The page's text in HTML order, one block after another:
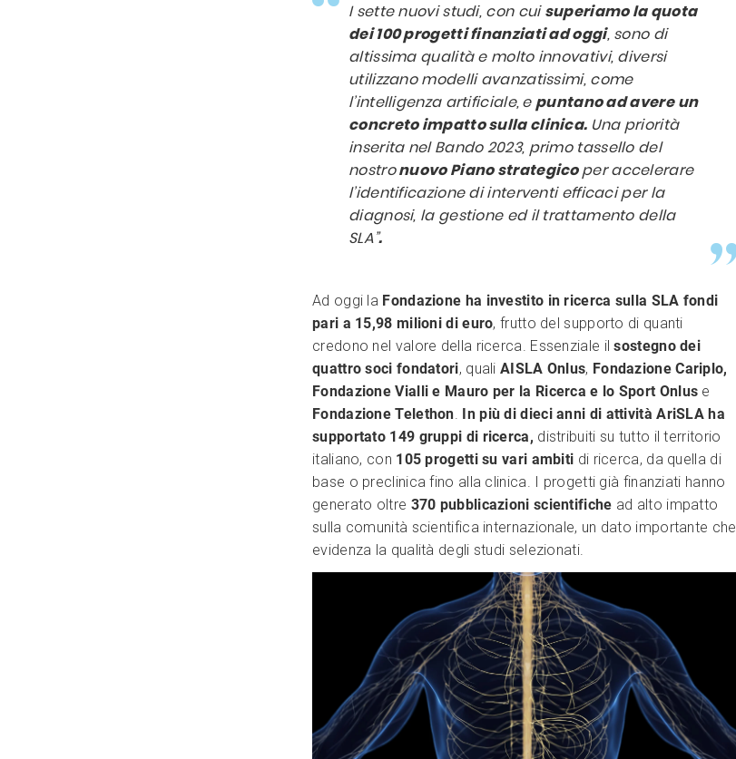
I sette nuovi studi, con cuisuperiamo la quota
dei 100 progetti finanziati ad oggi, sono di
altissima qualità e molto innovativi, diversi
utilizzano modelli avanzatissimi, come
l’intelligenza artificiale,epuntano ad avere un
concreto impatto sulla clinica. Una priorità
inserita nel Bando 2023, primo tassello del
nostronuovo Piano strategicoper accelerare
l’identificazione di interventi efficaci per la
diagnosi, la gestione ed il trattamento della
SLA”.
Ad oggi la Fondazione ha investito in ricerca sulla SLA fondi
pari a 15,98 milioni di euro, frutto del supporto di quanti
credono nel valore della ricerca. Essenziale ilsostegno dei
quattro soci fondatori, qualiAISLA Onlus, Fondazione Cariplo,
Fondazione Vialli e Mauro per la Ricerca e lo Sport Onlus e
Fondazione Telethon. In più di dieci anni di attività AriSLA ha
supportato 149 gruppi di ricerca, distribuiti su tutto il territorio
italiano, con 105 progetti su vari ambiti di ricerca, da quella di
base o preclinica fino alla clinica. I progetti già finanziati hanno
generato oltre 370 pubblicazioni scientifiche ad alto impatto
sulla comunità scientifica internazionale, un dato importante che
evidenza la qualità degli studi selezionati.